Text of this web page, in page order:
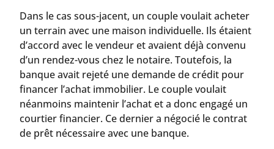
Dans le cas sous-jacent, un couple voulait acheter
un terrain avec une maison individuelle. Ils étaient
d’accord avec le vendeur et avaient déjà convenu
d’un rendez-vous chez le notaire. Toutefois, la
banque avait rejeté une demande de crédit pour
financer l’achat immobilier. Le couple voulait
néanmoins maintenir l’achat et a donc engagé un
courtier financier. Ce dernier a négocié le contrat
de prêt nécessaire avec une banque.